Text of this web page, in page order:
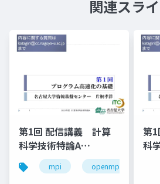
関連スラ
第1回 配信講義 計算
科学技術特論A
（2023）
mpi openmp
第
科